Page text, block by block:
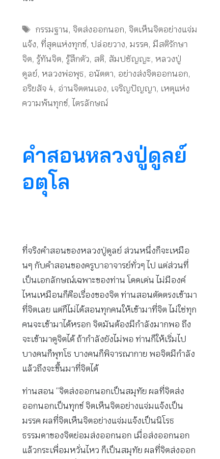
Tags
กรรมฐาน, จิตส่งออกนอก, จิตเห็นจิตอย่างแจ่ม
แจ้ง, ที่สุดแห่งทุกข์, ปล่อยวาง, มรรค, มีสติรักษา
จิต, รู้ทันจิต, รู้สึกตัว, สติ, สัมปชัญญะ, หลวงปู่
ดูลย์, หลวงพ่อพุธ, อนัตตา, อย่างส่งจิตออกนอก,
อริยสัจ 4, อ่านจิตตนเอง, เจริญปัญญา, เหตุแห่ง
ความพ้นทุกข์, ไตรลักษณ์
คำสอนหลวงปู่ดูลย์
อตุโล
ที่จริงคำสอนของหลวงปู่ดูลย์ ส่วนหนึ่งก็จะเหมือ
นๆ กับคำสอนของครูบาอาจารย์ทั่วๆ ไป แต่ส่วนที่
เป็นเอกลักษณ์เฉพาะของท่าน โดดเด่น ไม่มีองค์
ไหนเหมือนก็คือเรื่องของจิต ท่านสอนตัดตรงเข้ามา
ที่จิตเลย แต่ก็ไม่ได้สอนทุกคนให้เข้ามาที่จิต ไม่ใช่ทุก
คนจะเข้ามาได้หรอก จิตมันต้องมีกำลังมากพอ ถึง
จะเข้ามาดูจิตได้ ถ้ากำลังยังไม่พอ ท่านก็ให้เริ่มไป
บางคนก็พุทโธ บางคนก็พิจารณากาย พอจิตมีกำลัง
แล้วถึงจะขึ้นมาที่จิตได้
ท่านสอน “จิตส่งออกนอกเป็นสมุทัย ผลที่จิตส่ง
ออกนอกเป็นทุกข์ จิตเห็นจิตอย่างแจ่มแจ้งเป็น
มรรค ผลที่จิตเห็นจิตอย่างแจ่มแจ้งเป็นนิโรธ
ธรรมดาของจิตย่อมส่งออกนอก เมื่อส่งออกนอก
แล้วกระเพื่อมหวั่นไหว ก็เป็นสมุทัย ผลที่จิตส่งออก